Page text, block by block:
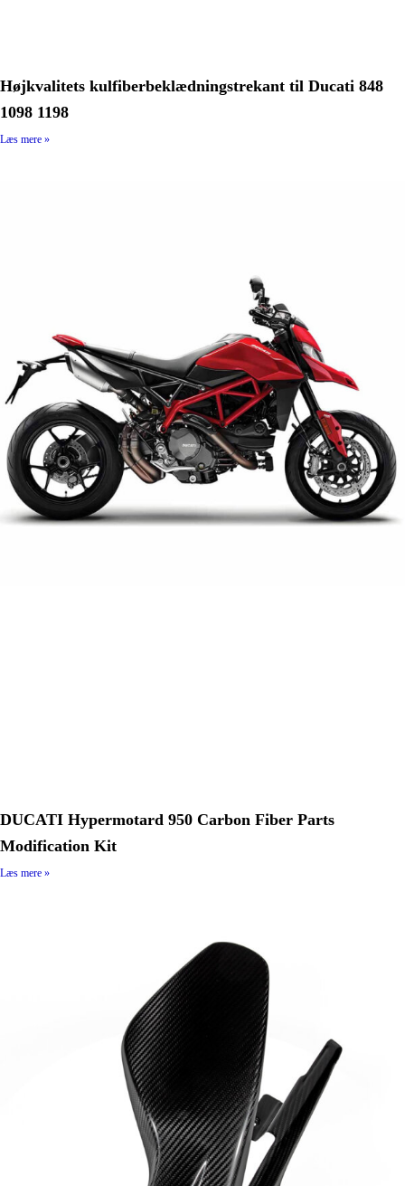
Højkvalitets kulfiberbeklædningstrekant til Ducati 848
1098 1198
Læs mere »
DUCATI Hypermotard 950 Carbon Fiber Parts
Modification Kit
Læs mere »